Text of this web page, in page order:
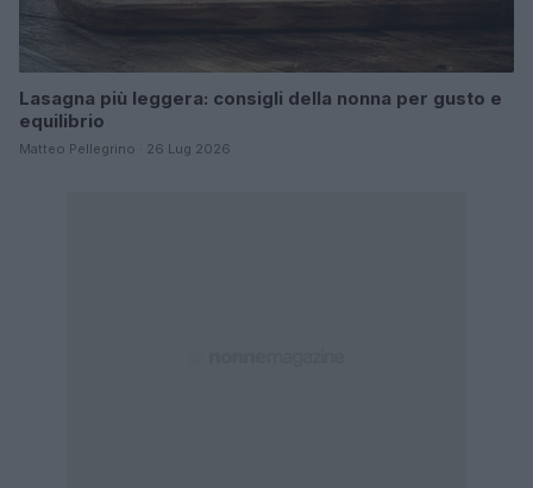
Lasagna più leggera: consigli della nonna per gusto e
equilibrio
Matteo Pellegrino · 26 Lug 2026